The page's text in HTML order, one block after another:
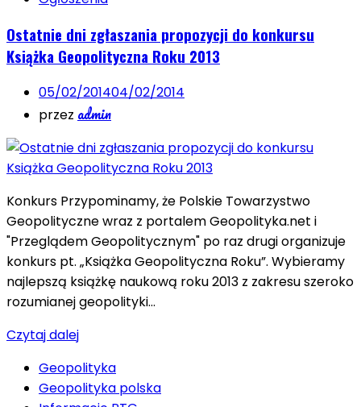
Ostatnie dni zgłaszania propozycji do konkursu
Książka Geopolityczna Roku 2013
05/02/201404/02/2014
przez admin
Konkurs Przypominamy, że Polskie Towarzystwo
Geopolityczne wraz z portalem Geopolityka.net i
"Przeglądem Geopolitycznym" po raz drugi organizuje
konkurs pt. „Książka Geopolityczna Roku”. Wybieramy
najlepszą książkę naukową roku 2013 z zakresu szeroko
rozumianej geopolityki…
Czytaj dalej
Geopolityka
Geopolityka polska